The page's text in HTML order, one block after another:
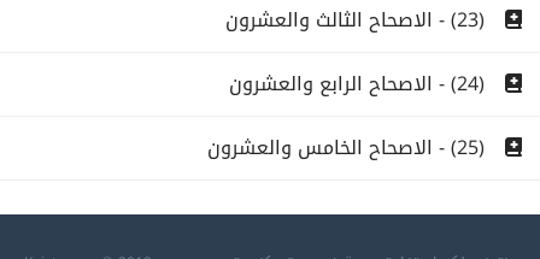
(23) - الاصحاح الثالث والعشرون
(24) - الاصحاح الرابع والعشرون
(25) - الاصحاح الخامس والعشرون